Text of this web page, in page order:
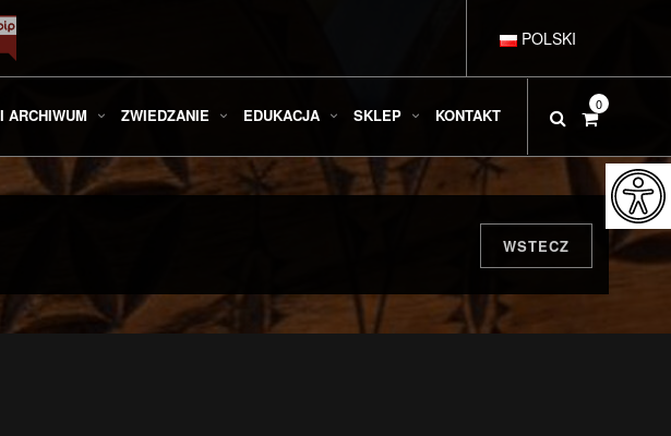
POLSKI
DEUTSCH
ESPAÑOL
ARCHIWUM ZWIEDZANIE EDUKACJA SKLEP KONTAKT
0
WSTECZ